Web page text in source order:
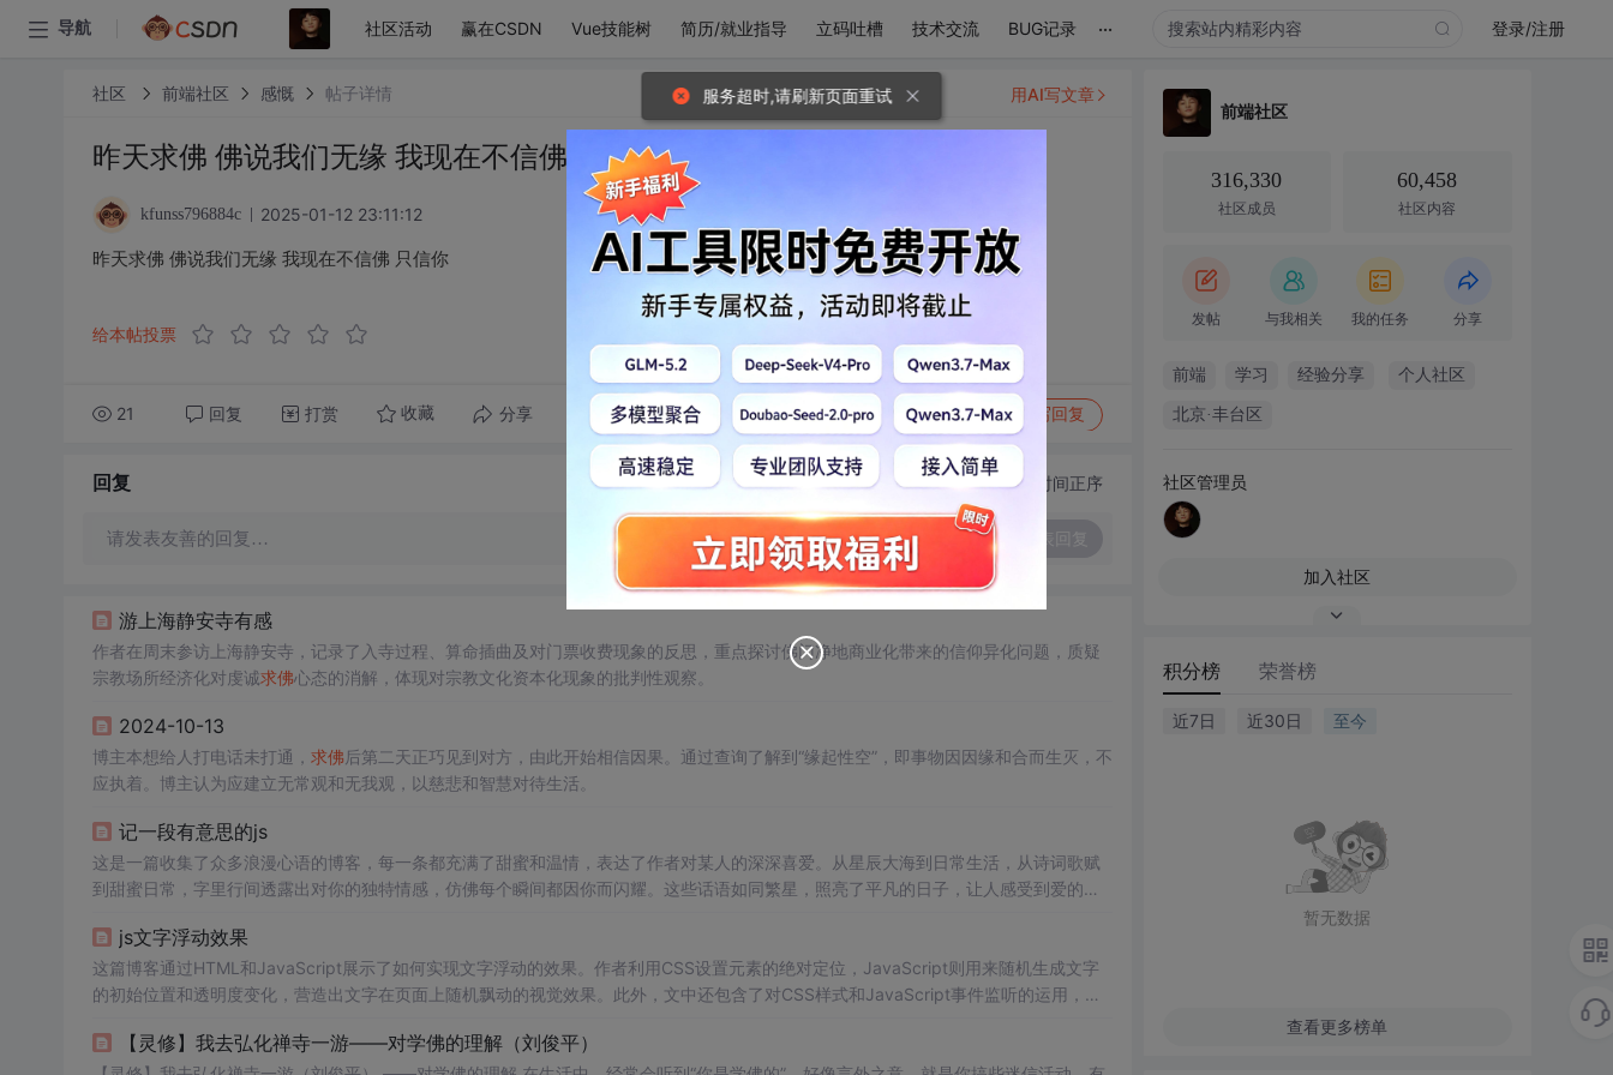
导航 社区活动 赢在CSDN Vue技能树 简历/就业指导 立码吐槽 技术交流 BUG记录 ... 登录/注册
社区 前端社区 感慨 帖子详情
昨天求佛 佛说我们无缘 我现在不信佛 只信你
kfunss796884c 2025-01-12 23:11:12
昨天求佛 佛说我们无缘 我现在不信佛 只信你
给本帖投票
21 回复 打赏 收藏 分享 转发到动态 举报 写回复
用AI写文章
回复 切换为时间正序
请发表友善的回复…
游上海静安寺有感
作者在周末参访上海静安寺，记录了入寺过程、算命插曲及对门票收费现象的反思，重点探讨佛门净地商业化带来的信仰异化问题，质疑
宗教场所经济化对虔诚求佛心态的消解，体现对宗教文化资本化现象的批判性观察。
2024-10-13
博主本想给人打电话未打通， 求佛后第二天正巧见到对方，由此开始相信因果。通过查询了解到“缘起性空”，即事物因因缘和合而生灭，不
应执着。博主认为应建立无常观和无我观，以慈悲和智慧对待生活。
记一段有意思的js
这是一篇收集了众多浪漫心语的博客，每一条都充满了甜蜜和温情，表达了作者对某人的深深喜爱。从星辰大海到日常生活，从诗词歌赋
到甜蜜日常，字里行间透露出对你的独特情感，仿佛每个瞬间都因你而闪耀。这些话语如同繁星，照亮了平凡的日子，让人感受到爱的力
js文字浮动效果
这篇博客通过HTML和JavaScript展示了如何实现文字浮动的效果。作者利用CSS设置元素的绝对定位，JavaScript则用来随机生成文字
的初始位置和透明度变化，营造出文字在页面上随机飘动的视觉效果。此外，文中还包含了对CSS样式和JavaScript事件监听的运用，增
【灵修】我去弘化禅寺一游——对学佛的理解（刘俊平）
前端社区
316,330
社区成员
60,458
社区内容
发帖 与我相关 我的任务 分享
前端 学习 经验分享 个人社区
北京·丰台区
社区管理员
加入社区
积分榜 荣誉榜
近7日 近30日 至今
暂无数据
查看更多榜单
服务超时,请刷新页面重试